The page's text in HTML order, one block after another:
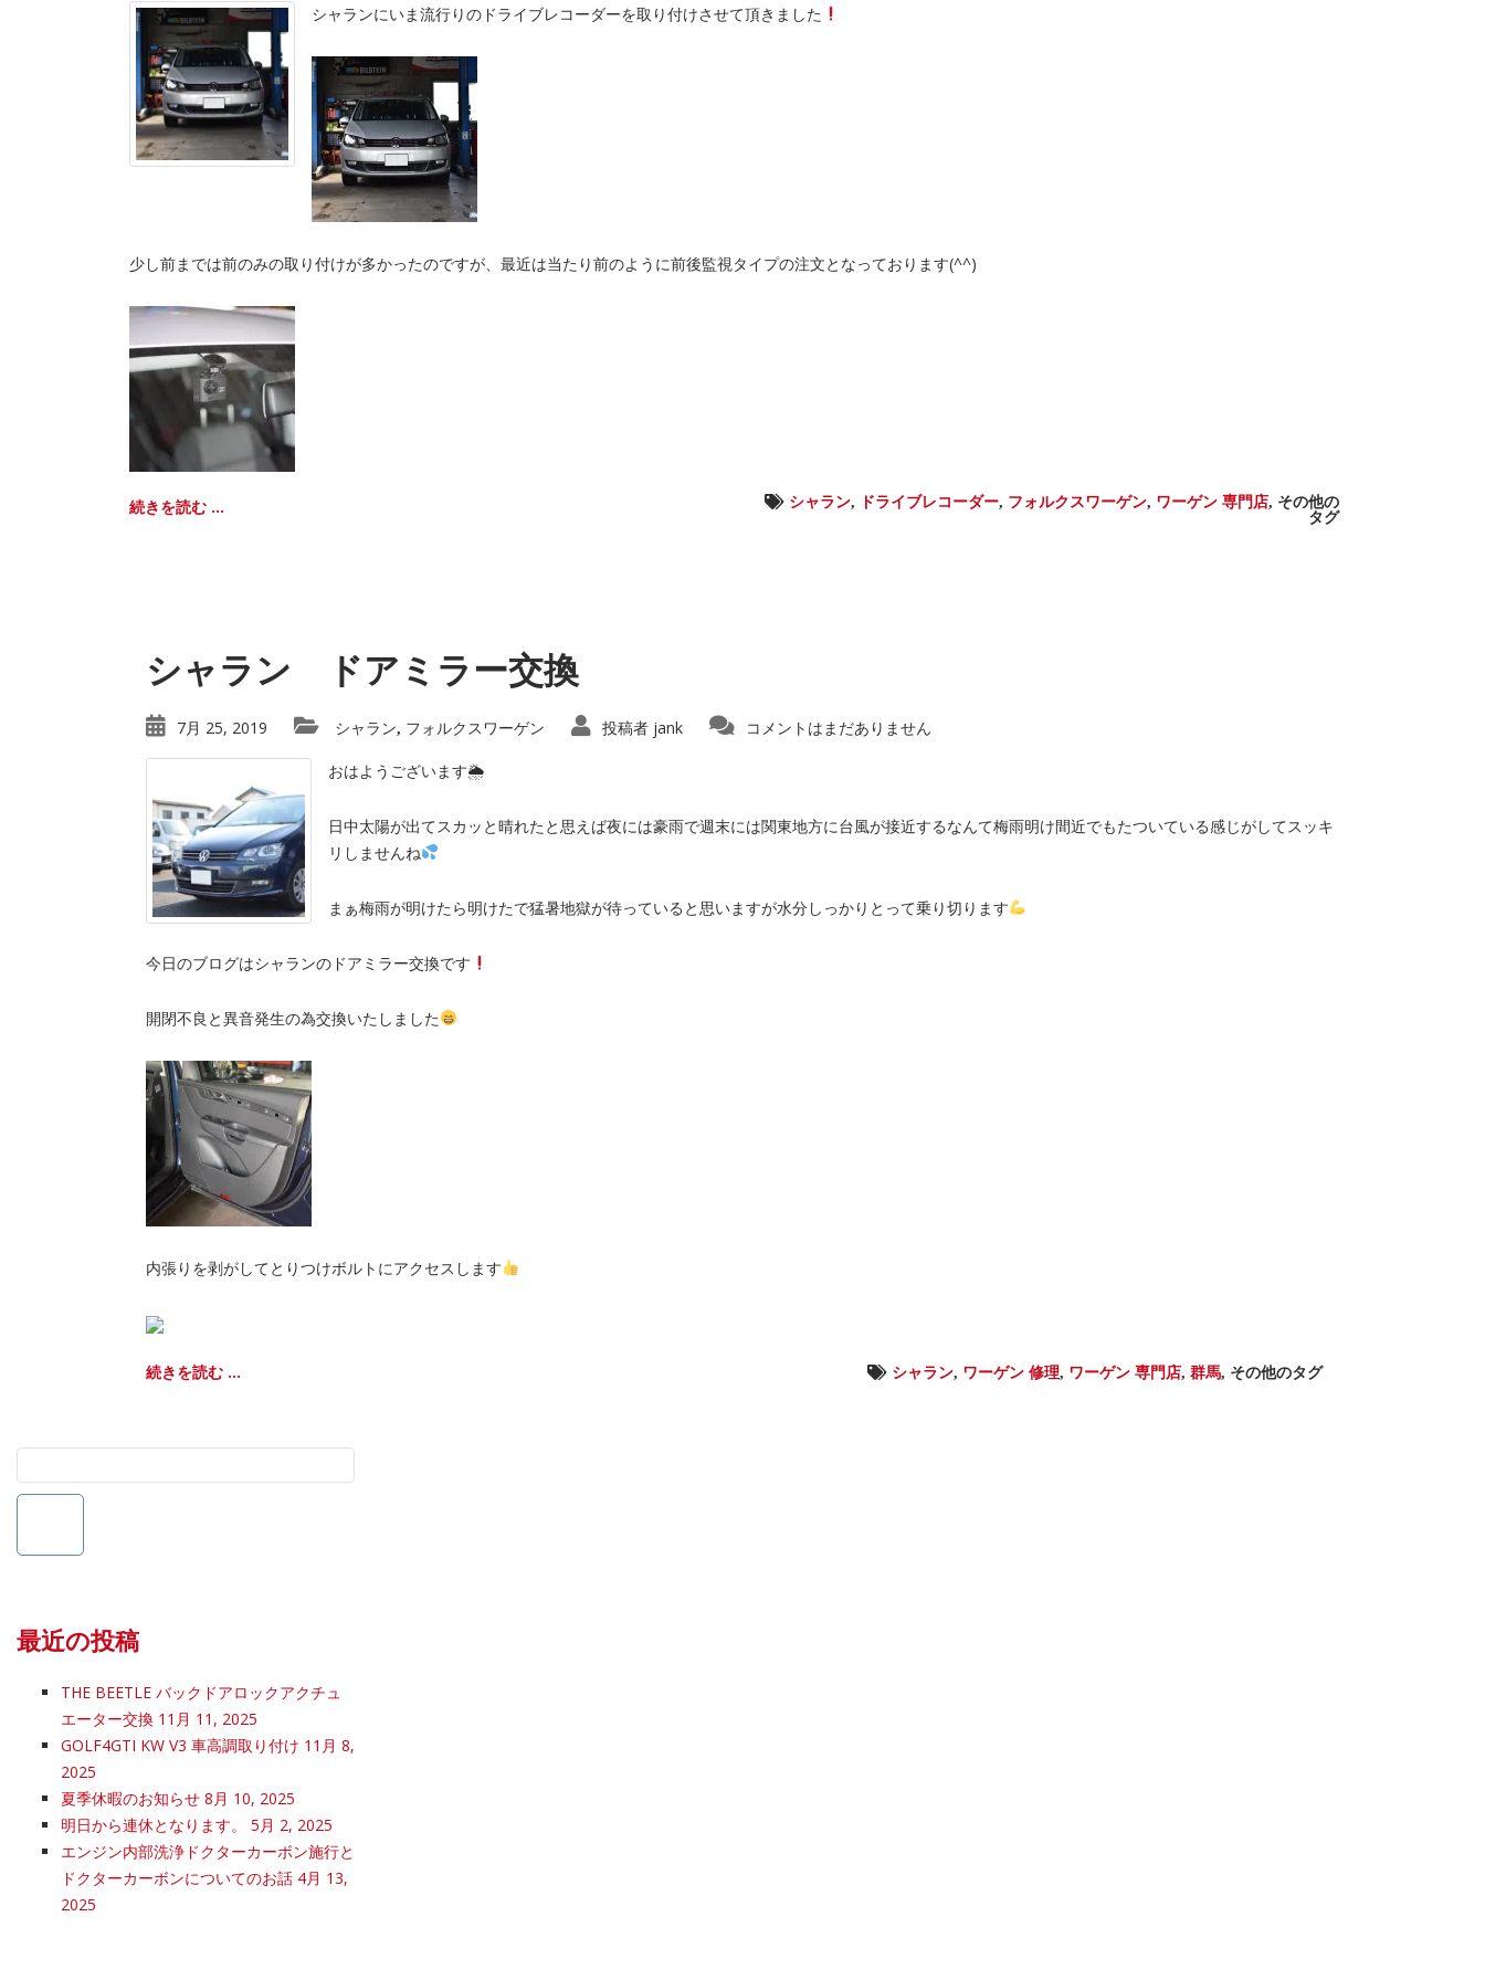
シャランにいま流行りのドライブレコーダーを取り付けさせて頂きました
少し前までは前のみの取り付けが多かったのですが、最近は当たり前のように前後監視タイプの注文となっております(^^)
続きを読む ... シャラン, ドライブレコーダー, フォルクスワーゲン, ワーゲン 専門店, その他の
タグ
シャラン ドアミラー交換
7月 25, 2019 シャラン, フォルクスワーゲン 投稿者 jank コメントはまだありません
おはようございます🌦
日中太陽が出てスカッと晴れたと思えば夜には豪雨で週末には関東地方に台風が接近するなんて梅雨明け間近でもたついている感じがしてスッキ
リしませんね
まぁ梅雨が明けたら明けたで猛暑地獄が待っていると思いますが水分しっかりとって乗り切ります
今日のブログはシャランのドアミラー交換です
開閉不良と異音発生の為交換いたしました
内張りを剥がしてとりつけボルトにアクセスします
続きを読む ... シャラン, ワーゲン 修理, ワーゲン 専門店, 群馬, その他のタグ
最近の投稿
THE BEETLE バックドアロックアクチュ
エーター交換 11月 11, 2025
GOLF4GTI KW V3 車高調取り付け 11月 8,
2025
夏季休暇のお知らせ 8月 10, 2025
明日から連休となります。
5月 2, 2025
エンジン内部洗浄ドクターカーボン施行と
ドクターカーボンについてのお話 4月 13,
2025